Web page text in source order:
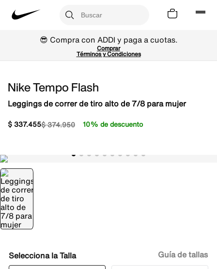
😎 Compra con ADDI y paga a cuotas.
Comprar
Términos y Condiciones
Nike Tempo Flash
Leggings de correr de tiro alto de 7/8 para mujer
$374.950
$337.455 10% de descuento
Talla Guía de tallas